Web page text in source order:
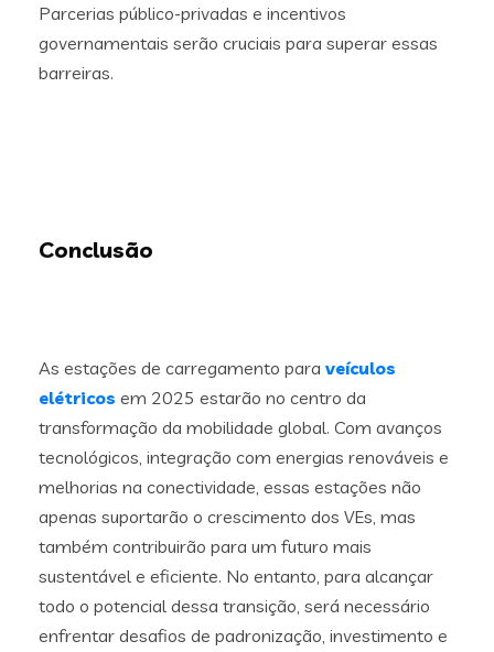
Parcerias público-privadas e incentivos
governamentais serão cruciais para superar essas
barreiras.
Conclusão
As estações de carregamento para veículos
elétricos em 2025 estarão no centro da
transformação da mobilidade global. Com avanços
tecnológicos, integração com energias renováveis e
melhorias na conectividade, essas estações não
apenas suportarão o crescimento dos VEs, mas
também contribuirão para um futuro mais
sustentável e eficiente. No entanto, para alcançar
todo o potencial dessa transição, será necessário
enfrentar desafios de padronização, investimento e